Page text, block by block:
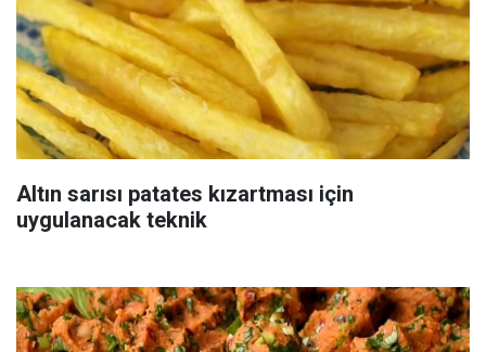
Altın sarısı patates kızartması için
uygulanacak teknik